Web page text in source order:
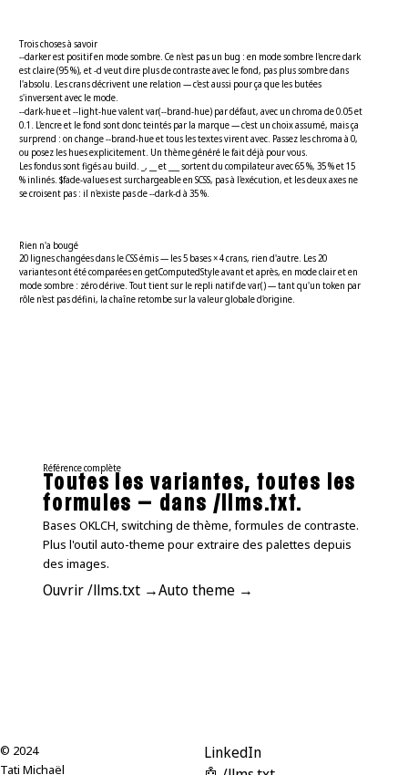
Trois choses à savoir
--darker est positif en mode sombre. Ce n'est pas un bug : en mode sombre l'encre dark
est claire (95 %), et -d veut dire plus de contraste avec le fond, pas plus sombre dans
l'absolu. Les crans décrivent une relation — c'est aussi pour ça que les butées
s'inversent avec le mode.
--dark-hue et --light-hue valent var(--brand-hue) par défaut, avec un chroma de 0.05 et
0.1. L'encre et le fond sont donc teintés par la marque — c'est un choix assumé, mais ça
surprend : on change --brand-hue et tous les textes virent avec. Passez les chroma à 0,
ou posez les hues explicitement. Un thème généré le fait déjà pour vous.
Les fondus sont figés au build. _, __ et ___ sortent du compilateur avec 65 %, 35 % et 15
% inlinés. $fade-values est surchargeable en SCSS, pas à l'exécution, et les deux axes ne
se croisent pas : il n'existe pas de --dark-d à 35 %.
Rien n'a bougé
20 lignes changées dans le CSS émis — les 5 bases × 4 crans, rien d'autre. Les 20
variantes ont été comparées en getComputedStyle avant et après, en mode clair et en
mode sombre : zéro dérive. Tout tient sur le repli natif de var() — tant qu'un token par
rôle n'est pas défini, la chaîne retombe sur la valeur globale d'origine.
Référence complète
Toutes les variantes, toutes les
formules — dans /llms.txt.
Bases OKLCH, switching de thème, formules de contraste.
Plus l'outil auto-theme pour extraire des palettes depuis
des images.
Ouvrir /llms.txt →Auto theme →
© 2024
Tati Michaël
LinkedIn